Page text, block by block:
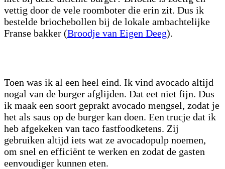
vettig door de vele roomboter die erin zit. Dus ik
bestelde briochebollen bij de lokale ambachtelijke
Franse bakker (Broodje van Eigen Deeg).
Toen was ik al een heel eind. Ik vind avocado altijd
nogal van de burger afglijden. Dat eet niet fijn. Dus
ik maak een soort geprakt avocado mengsel, zodat je
het als saus op de burger kan doen. Een trucje dat ik
heb afgekeken van taco fastfoodketens. Zij
gebruiken altijd iets wat ze avocadopulp noemen,
om snel en efficiënt te werken en zodat de gasten
eenvoudiger kunnen eten.